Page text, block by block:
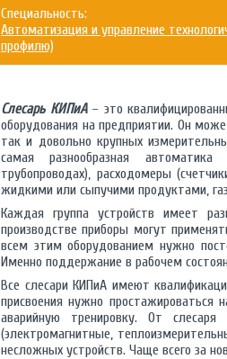
Специальность:
Автоматизация и управление
профилю)
Слесарь КИПиА– это
оборудования на предприятии. Он
так и довольно крупных
самая разнообразная
трубопроводах), расходомеры
жидкими или сыпучими продуктами,
Каждая группа устройств имеет
производстве приборы могут
всем этим оборудованием нужно
Именно поддержание в рабочем
Все слесари КИПиА имеют
присвоения нужно простажироваться
аварийную тренировку. От
(электромагнитные,
несложных устройств. Чаще всего за